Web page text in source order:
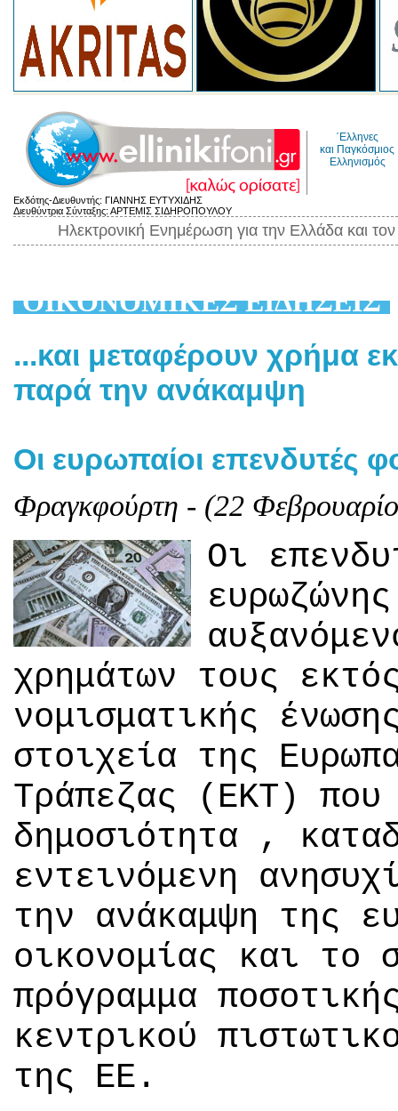
΄Ελληνες
και Παγκόσμιος
Ελληνισμός
Εκδότης-Διευθυντής: ΓΙΑΝΝΗΣ ΕΥΤΥΧΙΔΗΣ
Διευθύντρια Σύνταξης: ΑΡΤΕΜΙΣ ΣΙΔΗΡΟΠΟΥΛΟΥ
Ηλεκτρονική Ενημέρωση για την Ελλάδα και
ΟΙΚΟΝΟΜΙΚΕΣ ΕΙΔΗΣΕΙΣ
...και μεταφέρουν χρήμα
παρά την ανάκαμψη
Οι ευρωπαίοι επενδυτές
Φραγκφούρτη - (22
Οι
χρημάτων τους
νομισματικής
στοιχεία της
Τράπεζας (ΕΚΤ) που
δημοσιότητα ,
εντεινόμενη
την ανάκαμψη της
οικονομίας και το
πρόγραμμα
κεντρικού
της ΕΕ.